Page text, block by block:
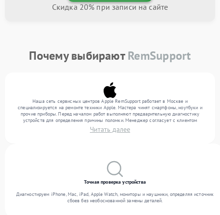
Скидка 20% при записи на сайте
Почему выбираютRemSupport
Наша сеть сервисных центров Apple RemSupport работает в Москве и
специализируется на ремонте техники Apple. Мастера чинят смартфоны, ноутбуки и
прочие приборы. Перед началом работ выполняют предварительную диагностику
устройств для определения причины поломки. Менеджер согласует с клиентом
перечень необходимых работ и их стоимость. Только после этого инженеры
выполняют ремонт с заменой деталей по необходимости. После работ их качество
Читать далее
Точная проверка устройства
Диагностируем iPhone, Mac, iPad, Apple Watch, мониторы и наушники, определяя источник
сбоев без необоснованной замены деталей.